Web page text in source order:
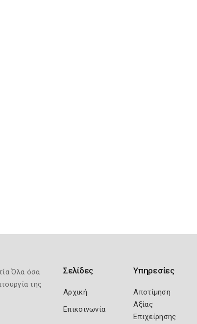
Όλα όσα
της
Σελίδες
Αρχική
Επικοινωνία
Υπηρεσίες
Αποτίμηση
Αξίας
Επιχείρησης